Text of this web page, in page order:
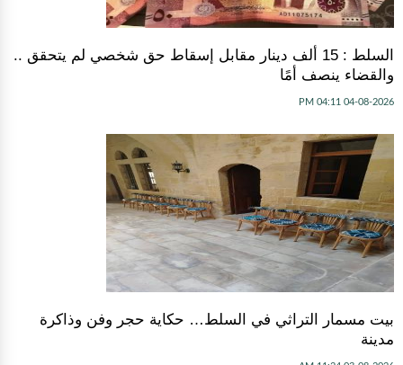
السلط : 15 ألف دينار مقابل إسقاط حق شخصي لم يتحقق ..
والقضاء ينصف أمًا
04-08-2026 04:11 PM
بيت مسمار التراثي في السلط… حكاية حجر وفن وذاكرة
مدينة